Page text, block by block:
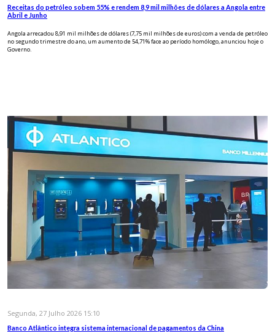
Receitas do petróleo sobem 55% e rendem 8,9 mil milhões de dólares a Angola entre
Abril e Junho
Angola arrecadou 8,91 mil milhões de dólares (7,75 mil milhões de euros) com a venda de petróleo
no segundo trimestre do ano, um aumento de 54,71% face ao período homólogo, anunciou hoje o
Governo.
Segunda, 27 Julho 2026 15:10
Banco Atlântico integra sistema internacional de pagamentos da China